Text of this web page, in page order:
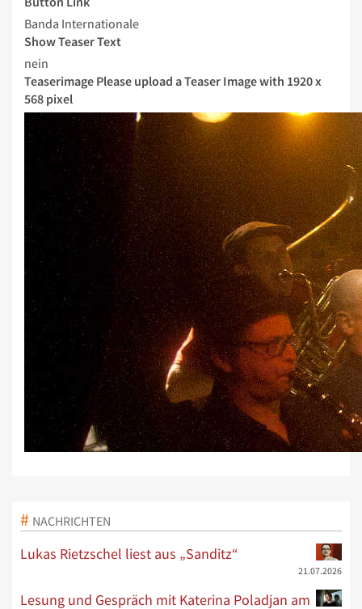
Banda Internationale
Show Teaser Text
nein
Teaserimage Please upload a Teaser Image with 1920 x
568 pixel
NACHRICHTEN
Lukas Rietzschel liest aus „Sanditz“
21.07.2026
Lesung und Gespräch mit Katerina Poladjan am